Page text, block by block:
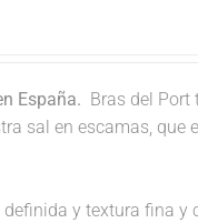
España. Bras del Port
sal en escamas, que
y textura fina y